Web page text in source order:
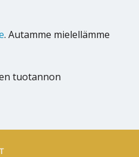
. Autamme mielellämme
tuotannon